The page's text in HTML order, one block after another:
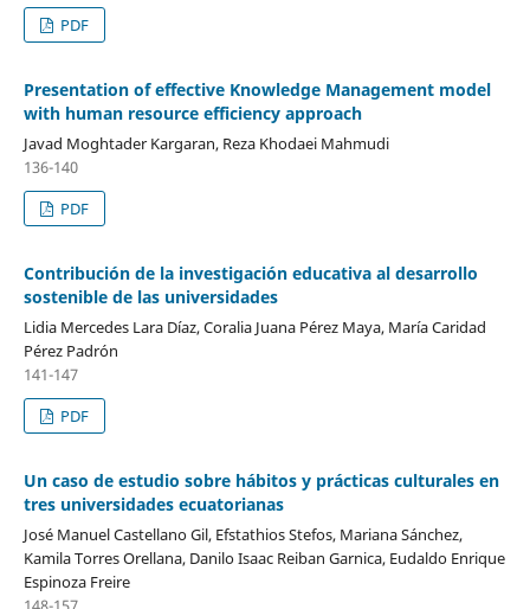
PDF
Presentation of effective Knowledge Management model
with human resource efficiency approach
Javad Moghtader Kargaran, Reza Khodaei Mahmudi
136-140
PDF
Contribución de la investigación educativa al desarrollo
sostenible de las universidades
Lidia Mercedes Lara Díaz, Coralia Juana Pérez Maya, María Caridad
Pérez Padrón
141-147
PDF
Un caso de estudio sobre hábitos y prácticas culturales en
tres universidades ecuatorianas
José Manuel Castellano Gil, Efstathios Stefos, Mariana Sánchez,
Kamila Torres Orellana, Danilo Isaac Reiban Garnica, Eudaldo Enrique
Espinoza Freire